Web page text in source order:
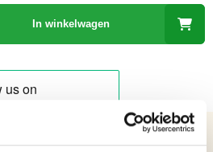
In winkelwagen